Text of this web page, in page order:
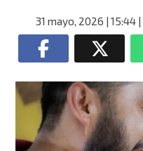
31 mayo, 2026 | 15:44 |